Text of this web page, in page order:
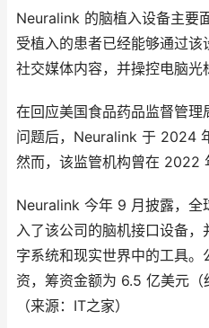
Neuralink 的脑植入设备主要
受植入的患者已经能够通过
社交媒体内容，并操控电脑光
在回应美国食品药品监督管理
问题后，Neuralink 于 2024
然而，该监管机构曾在 2022
Neuralink 今年 9 月披露，全
入了该公司的脑机接口设备
字系统和现实世界中的工具
资，筹资金额为 6.5 亿美元（
（来源：IT之家）